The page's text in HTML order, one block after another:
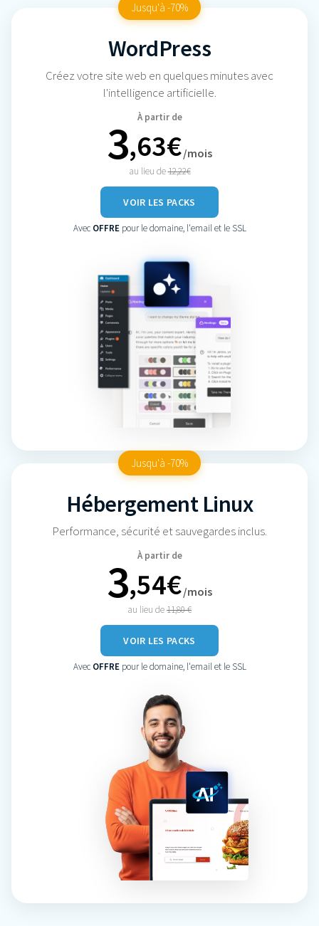
Jusqu'à -70%
WordPress
Créez votre site web en quelques minutes avec
l'intelligence artificielle.
À partir de
3,63€/mois
au lieu de12,22€
VOIR LES PACKS
Avec OFFREpour le domaine, l'email et le SSL
Jusqu'à -70%
Hébergement Linux
Performance, sécurité et sauvegardes inclus.
À partir de
3,54€/mois
au lieu de11,80 €
VOIR LES PACKS
Avec OFFREpour le domaine, l'email et le SSL